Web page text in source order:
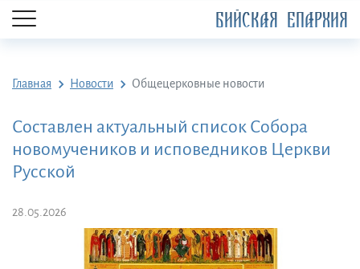
БИЙСКАЯ ЕПАРХИЯ
Главная Новости Общецерковные новости
Составлен актуальный список Собора
новомучеников и исповедников Церкви
Русской
28.05.2026